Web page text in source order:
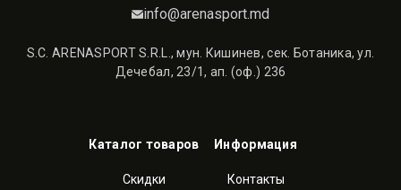
info@arenasport.md
S.C. ARENASPORT S.R.L., мун. Кишинев, сек. Ботаника, ул.
Дечебал, 23/1, ап. (оф.) 236
Каталог товаров
Скидки
Информация
Контакты